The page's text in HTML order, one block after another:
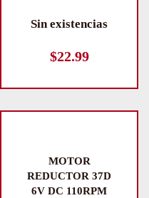
Sin existencias
$22.99
MOTOR
REDUCTOR 37D
6V DC 110RPM